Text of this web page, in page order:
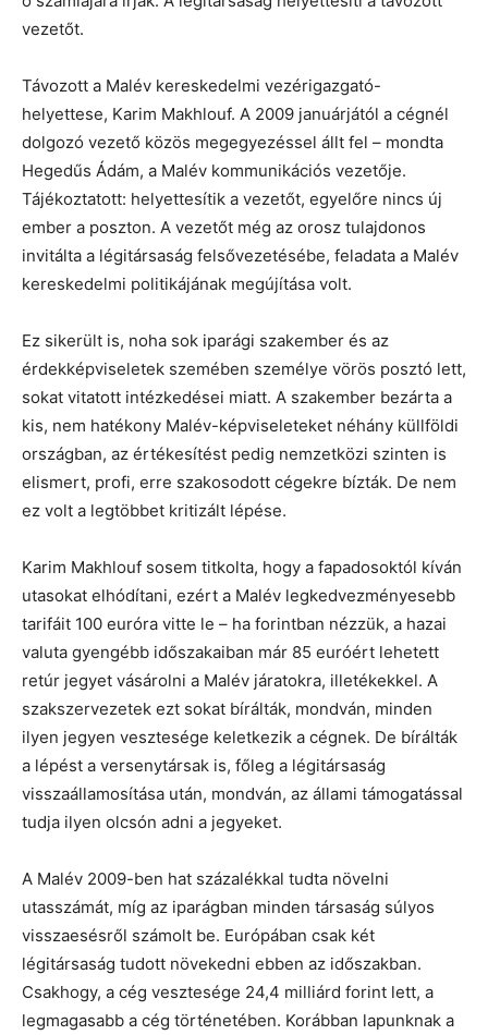
vezetőt.
Távozott a Malév kereskedelmi vezérigazgató-
helyettese, Karim Makhlouf. A 2009 januárjától a cégnél
dolgozó vezető közös megegyezéssel állt fel – mondta
Hegedűs Ádám, a Malév kommunikációs vezetője.
Tájékoztatott: helyettesítik a vezetőt, egyelőre nincs új
ember a poszton. A vezetőt még az orosz tulajdonos
invitálta a légitársaság felsővezetésébe, feladata a Malév
kereskedelmi politikájának megújítása volt.
Ez sikerült is, noha sok iparági szakember és az
érdekképviseletek szemében személye vörös posztó lett,
sokat vitatott intézkedései miatt. A szakember bezárta a
kis, nem hatékony Malév-képviseleteket néhány küllföldi
országban, az értékesítést pedig nemzetközi szinten is
elismert, profi, erre szakosodott cégekre bízták. De nem
ez volt a legtöbbet kritizált lépése.
Karim Makhlouf sosem titkolta, hogy a fapadosoktól kíván
utasokat elhódítani, ezért a Malév legkedvezményesebb
tarifáit 100 euróra vitte le – ha forintban nézzük, a hazai
valuta gyengébb időszakaiban már 85 euróért lehetett
retúr jegyet vásárolni a Malév járatokra, illetékekkel. A
szakszervezetek ezt sokat bírálták, mondván, minden
ilyen jegyen vesztesége keletkezik a cégnek. De bírálták
a lépést a versenytársak is, főleg a légitársaság
visszaállamosítása után, mondván, az állami támogatással
tudja ilyen olcsón adni a jegyeket.
A Malév 2009-ben hat százalékkal tudta növelni
utasszámát, míg az iparágban minden társaság súlyos
visszaesésről számolt be. Európában csak két
légitársaság tudott növekedni ebben az időszakban.
Csakhogy, a cég vesztesége 24,4 milliárd forint lett, a
legmagasabb a cég történetében. Korábban lapunknak a